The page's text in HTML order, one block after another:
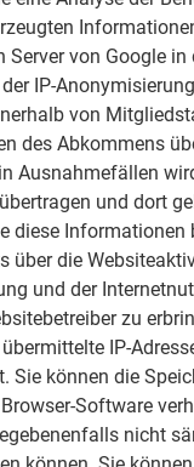
Server von Google
IP-
von
des Abkommens
Ausnahmefällen
und dort
diese
über die
und der
zu
IP-
Sie können die
Software
nicht